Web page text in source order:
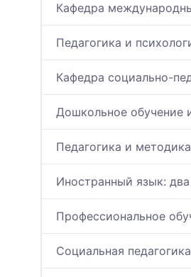
Кафедра
Педагогика и
Кафедра социально-
Дошкольное обучение
Педагогика и
Иностранный язык:
Профессиональное
Социальная